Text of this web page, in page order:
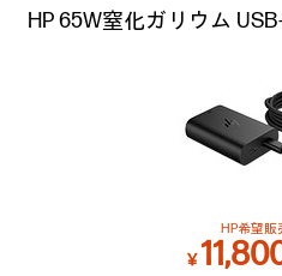
HP 65W窒化ガリウム
HP希望販
￥